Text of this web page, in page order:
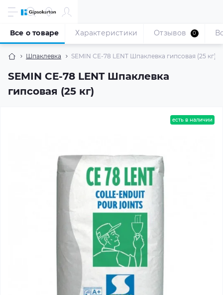
Шпаклевка SEMIN СЕ-78 LENT Шпаклевка гипсовая (25 кг)
SEMIN СЕ-78 LENT Шпаклевка
гипсовая (25 кг)
Все о товаре Характеристики Отзывов 0
есть в наличии